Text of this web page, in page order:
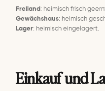
Freiland : heimisch frisch
Gewächshaus: heimisch
Lager: heimisch eingelagert.
Einkauf und